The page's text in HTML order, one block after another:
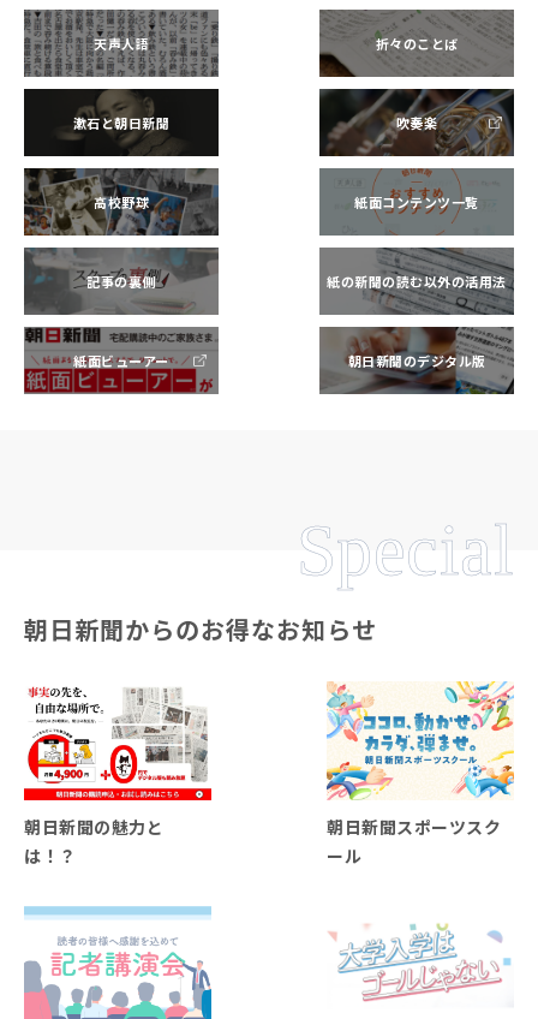
天声人語 折々のことば
漱石と朝日新聞 吹奏楽
高校野球 紙面コンテンツ一覧
記事の裏側 紙の新聞の読む以外の活用法
紙面ビューアー 朝日新聞のデジタル版
Special
朝日新聞からのお得なお知らせ
朝日新聞の魅力と
は！？
朝日新聞スポーツスク
ール